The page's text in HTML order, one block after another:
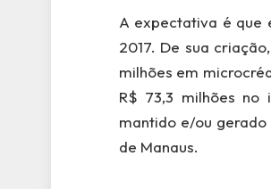
A expectativa é que
2017. De sua
milhões em
R$ 73,3 milhões
mantido e/ou gerado
de Manaus.